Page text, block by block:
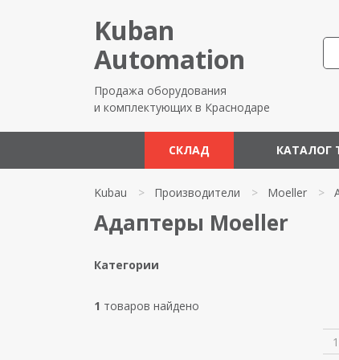
Kuban
Automation
Продажа оборудования
и комплектующих в Краснодаре
СКЛАД КАТАЛОГ
Kubau > Производители > Moeller >
Адаптеры Moeller
Категории
1 товаров найдено
1